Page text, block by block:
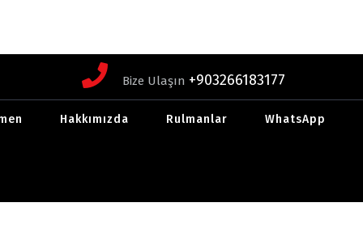
Bize Ulaşın +903266183177
Hakkımızda Rulmanlar WhatsApp